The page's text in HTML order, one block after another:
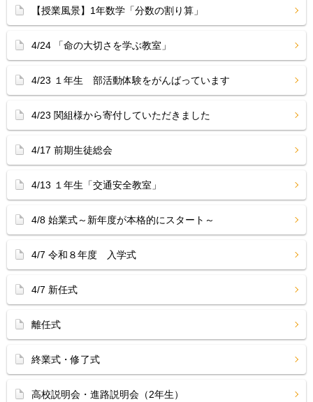
【授業風景】1年数学「分数の割り算」
4/24 「命の大切さを学ぶ教室」
4/23 １年生 部活動体験をがんばっています
4/23 関組様から寄付していただきました
4/17 前期生徒総会
4/13 １年生「交通安全教室」
4/8 始業式～新年度が本格的にスタート～
4/7 令和８年度 入学式
4/7 新任式
離任式
終業式・修了式
高校説明会・進路説明会（2年生）